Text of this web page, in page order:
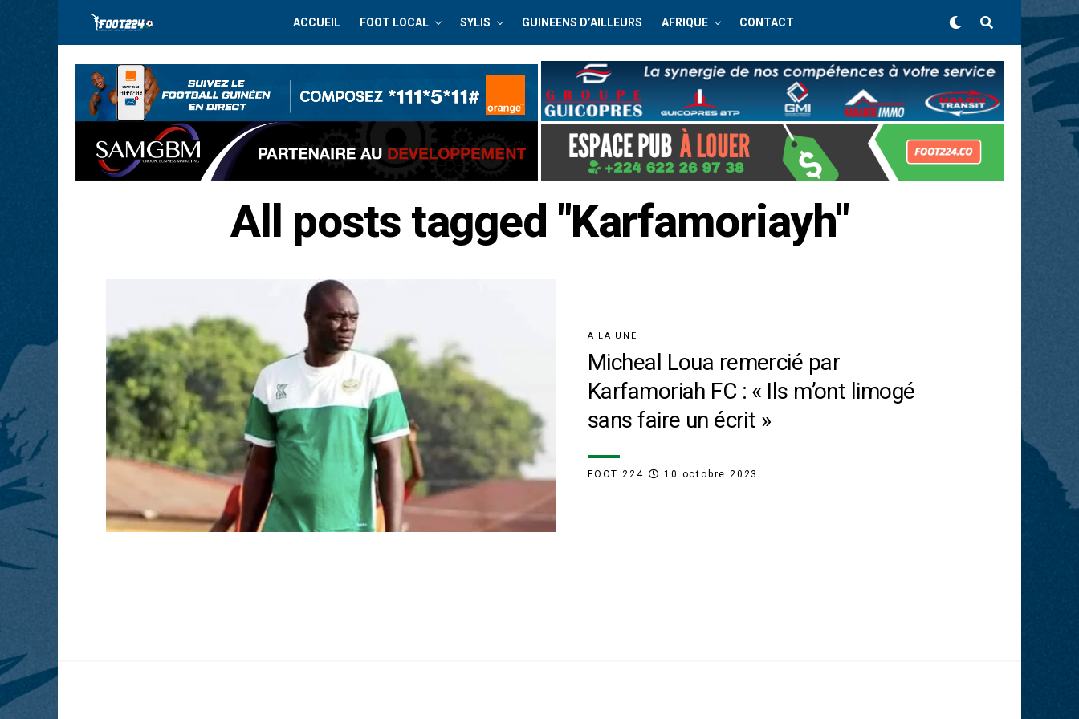
ACCUEIL FOOT LOCAL SYLIS GUINEENS D’AILLEURS AFRIQUE CONTACT
All posts tagged "Karfamoriayh"
A LA UNE
Micheal Loua remercié par
Karfamoriah FC : « Ils m’ont limogé
sans faire un écrit »
FOOT 224 10 octobre 2023